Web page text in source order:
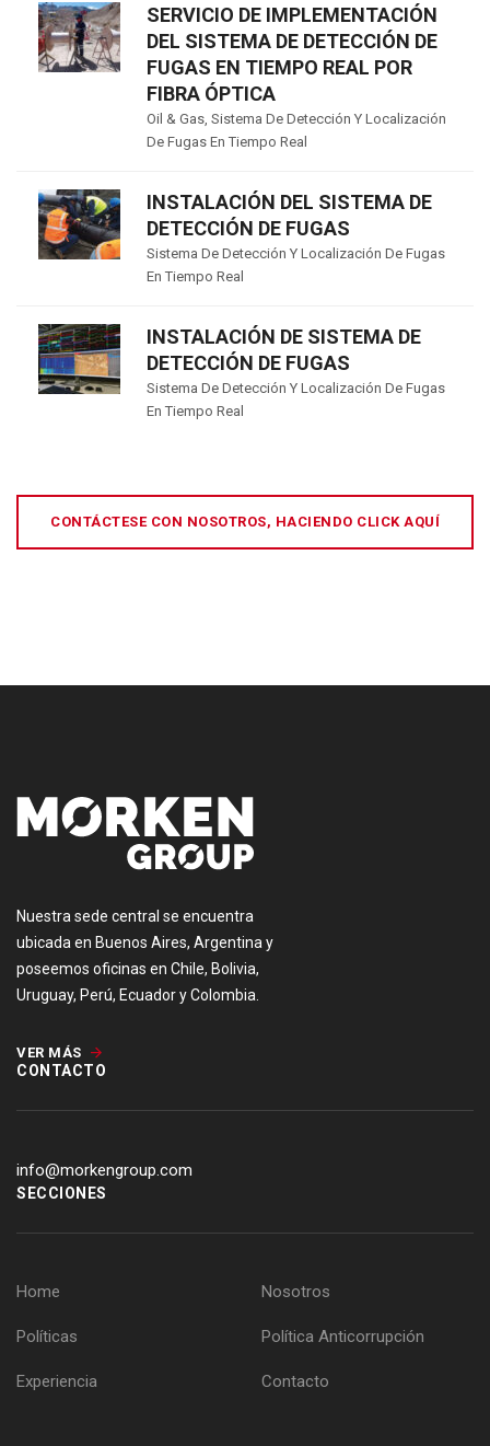
SERVICIO DE IMPLEMENTACIÓN
DEL SISTEMA DE DETECCIÓN DE
FUGAS EN TIEMPO REAL POR
FIBRA ÓPTICA
Oil & Gas Sistema De Detección Y Localización
De Fugas En Tiempo Real
INSTALACIÓN DEL SISTEMA DE
DETECCIÓN DE FUGAS
Sistema De Detección Y Localización De Fugas
En Tiempo Real
INSTALACIÓN DE SISTEMA DE
DETECCIÓN DE FUGAS
Sistema De Detección Y Localización De Fugas
En Tiempo Real
CONTÁCTESE CON NOSOTROS, HACIENDO CLICK AQUÍ
Nuestra sede central se encuentra
ubicada en Buenos Aires, Argentina y
poseemos oficinas en Chile, Bolivia,
Uruguay, Perú, Ecuador y Colombia.
VER MÁS
CONTACTO
info@morkengroup.com
SECCIONES
Home Nosotros
Políticas Política Anticorrupción
Experiencia Contacto